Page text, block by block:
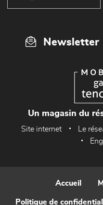
Newsletter
Un magasin du
Site internet Le
Accueil
Politique de